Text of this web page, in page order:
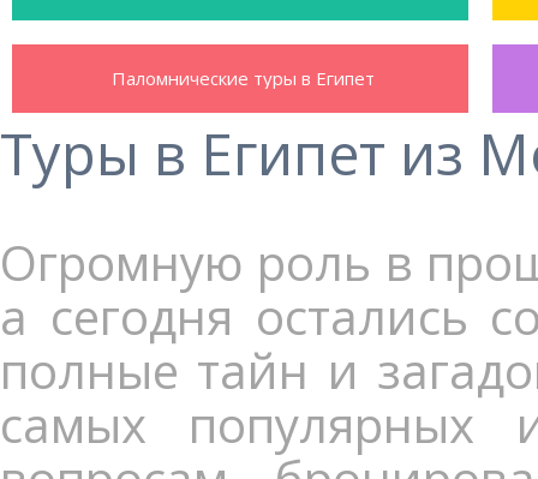
Паломнические туры в Египет
Туры в Египет из
Огромную роль в
а сегодня остались
полные тайн и
самых